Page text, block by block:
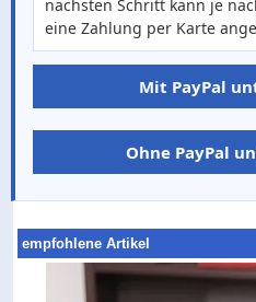
nächsten Schritt kann je
eine Zahlung per Karte
Mit PayPal
Ohne PayPal
empfohlene Artikel